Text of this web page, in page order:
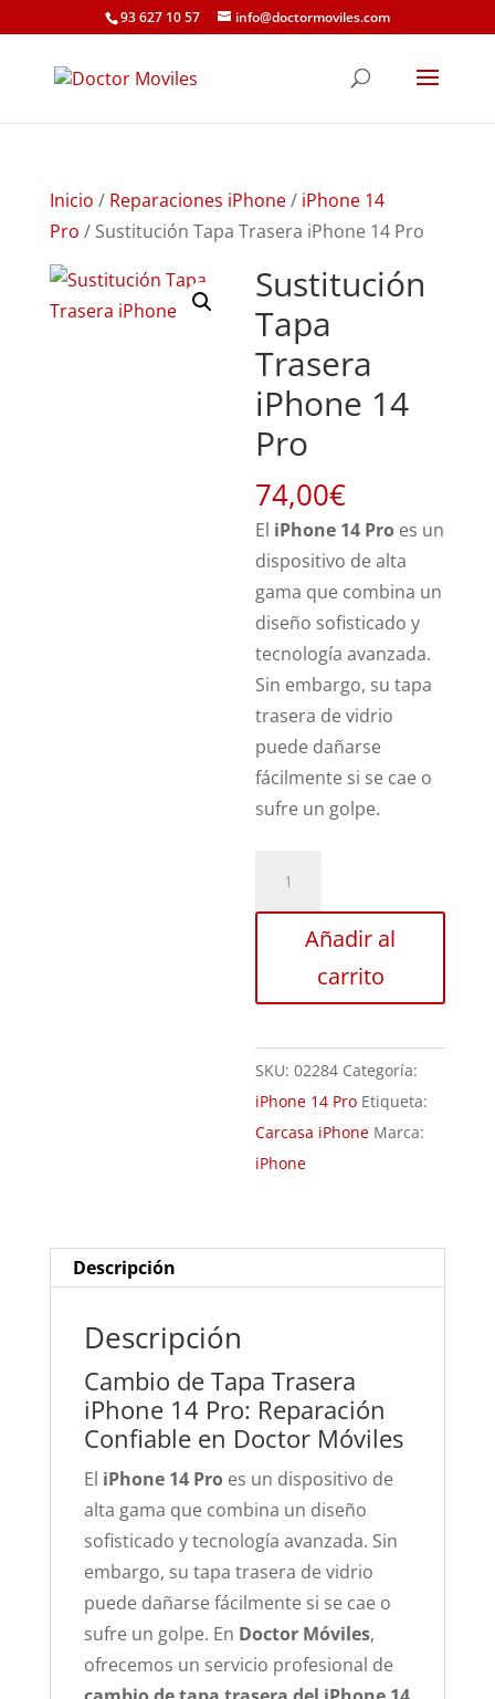
93 627 10 57 info@doctormoviles.com
Inicio / Reparaciones iPhone/ iPhone 14
Pro / Sustitución Tapa Trasera iPhone 14 Pro
Sustitución
Tapa
Trasera
iPhone 14
Pro
74,00€
El iPhone 14 Pro es un
dispositivo de alta
gama que combina un
diseño sofisticado y
tecnología avanzada.
Sin embargo, su tapa
trasera de vidrio
puede dañarse
fácilmente si se cae o
sufre un golpe.
Trasera
cantidad
Añadir al
carrito
SKU:02284 Categoría:
iPhone 14 Pro Etiqueta:
Carcasa iPhone Marca:
iPhone
Descripción
Descripción
Cambio de Tapa Trasera
iPhone 14 Pro: Reparación
Confiable en Doctor Móviles
El iPhone 14 Proes un dispositivo de
alta gama que combina un diseño
sofisticado y tecnología avanzada. Sin
embargo, su tapa trasera de vidrio
puede dañarse fácilmente si se cae o
sufre un golpe. En Doctor Móviles,
ofrecemos un servicio profesional de